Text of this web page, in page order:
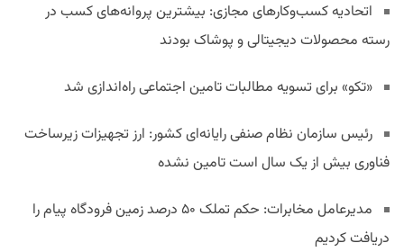
اتحادیه کسب‌وکارهای مجازی: بیشترین پروانه‌های کسب در
رسته محصولات دیجیتالی و پوشاک بودند
«تکو» برای تسویه مطالبات تامین اجتماعی راه‌اندازی شد
رئیس سازمان نظام صنفی رایانه‌ای کشور: ارز تجهیزات زیرساخت
فناوری بیش از یک سال است تامین نشده
مدیرعامل مخابرات: حکم تملک ۵۰ درصد زمین فرودگاه پیام را
دریافت کردیم